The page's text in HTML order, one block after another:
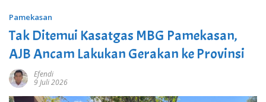
Pamekasan
Tak Ditemui Kasatgas MBG Pamekasan,
AJB Ancam Lakukan Gerakan ke Provinsi
Efendi
9 Juli 2026